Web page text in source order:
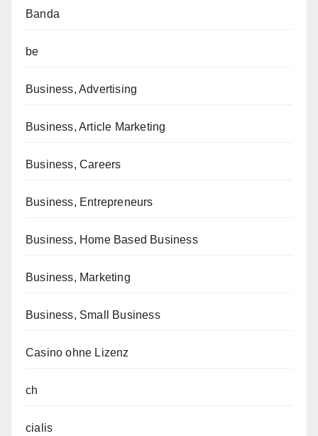
Banda
be
Business, Advertising
Business, Article Marketing
Business, Careers
Business, Entrepreneurs
Business, Home Based Business
Business, Marketing
Business, Small Business
Casino ohne Lizenz
ch
cialis